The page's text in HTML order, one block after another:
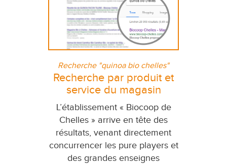
Recherche "quinoa bio chelles"
Recherche par produit et
service du magasin
L’établissement « Biocoop de
Chelles » arrive en tête des
résultats, venant directement
concurrencer les pure players et
des grandes enseignes